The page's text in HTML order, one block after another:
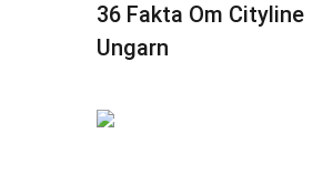
36 Fakta Om Cityline
Ungarn